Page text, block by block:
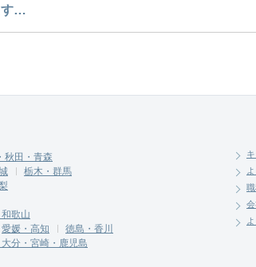
です。どのような求人があるかぜひ
す…
秋田・青森
栃木・群馬
歌山
愛媛・高知
徳島・香川
分・宮崎・鹿児島